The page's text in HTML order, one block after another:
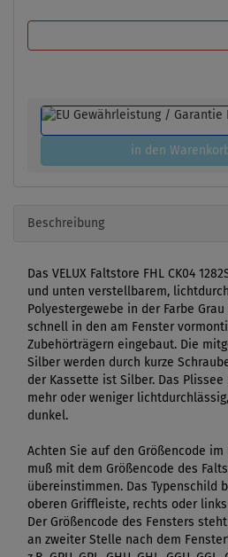
in den
Beschreibung
Das VELUX Faltstore FHL CK04
und unten verstellbarem,
Polyestergewebe in der Farbe
schnell in den am Fenster
Zubehörträgern eingebaut. Die
Silber werden durch kurze
der Kassette ist Silber. Das
mehr oder weniger
dunkel.
Achten Sie auf den Größencode im
muß mit dem Größencode des
übereinstimmen. Das Typenschild
oberen Griffleiste, rechts oder
Der Größencode des Fensters
an zweiter Stelle nach dem